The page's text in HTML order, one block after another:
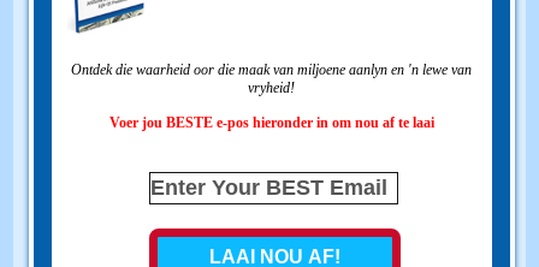
Ontdek die waarheid oor die maak van miljoene aanlyn en 'n lewe van
vryheid!
Voer jou BESTE e-pos hieronder in om nou af te laai